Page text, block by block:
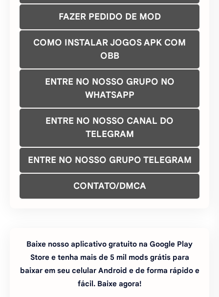
WHATSAPP
ENTRE NO NOSSO CANAL DO
TELEGRAM
ENTRE NO NOSSO GRUPO TELEGRAM
CONTATO/DMCA
Baixe nosso aplicativo gratuito na Google Play
baixar em seu celular Android e de forma rápido e